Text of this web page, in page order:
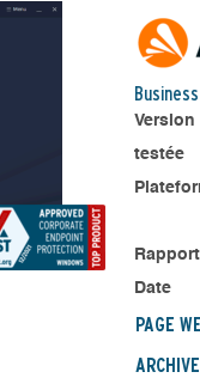
Version
testée
Rapport
Date
PAGE